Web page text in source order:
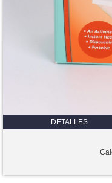
DETALLES